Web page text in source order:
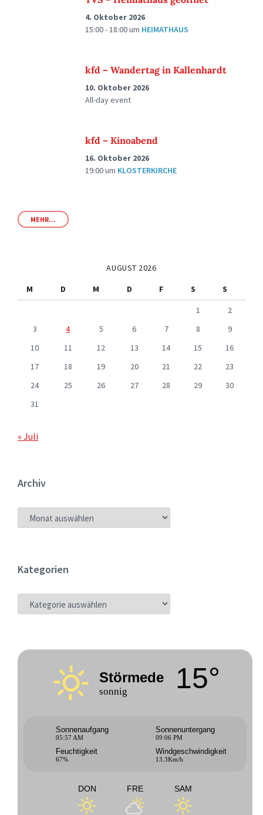
4. Oktober 2026
15:00 - 18:00um HEIMATHAUS
kfd – Wandertag in Kallenhardt
10. Oktober 2026
All-day event
kfd – Kinoabend
16. Oktober 2026
19:00um KLOSTERKIRCHE
MEHR...
AUGUST 2026
M
D M D F S
S
1
2
3
4 5 6 7 8
9
10
11 12 13 14 15
16
17
18 19 20 21 22
23
24
25 26 27 28 29
30
31
« Juli
Archiv
ARCHIV
Kategorien
KATEGORIEN
Störmede
sonnig 15°
Sonnenaufgang
05:57 AM
Sonnenuntergang
09:06 PM
Feuchtigkeit
67%
Windgeschwindigkeit
13.3Km/h
DON FRE SAM